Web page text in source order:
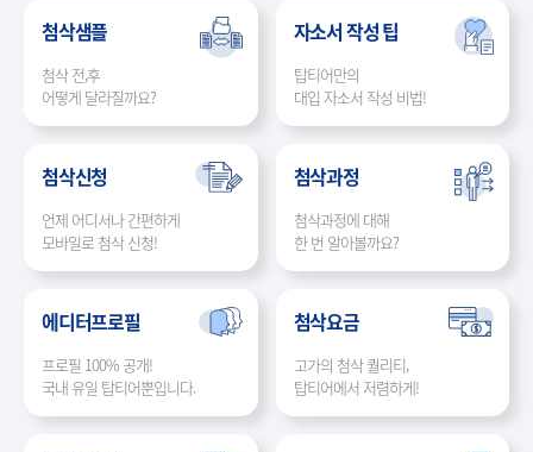
첨삭샘플
첨삭 전,후
어떻게 달라질까요?
자소서 작성 팁
탑티어만의
대입 자소서 작성 비법!
첨삭신청
언제 어디서나 간편하게
모바일로 첨삭 신청!
첨삭과정
첨삭과정에 대해
한 번 알아볼까요?
에디터프로필
프로필 100% 공개!
국내 유일 탑티어뿐입니다.
첨삭요금
고가의 첨삭 퀄리티,
탑티어에서 저렴하게!